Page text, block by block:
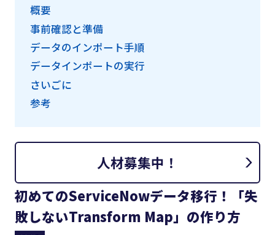
ブログ
075-229-6340 平日
初めてのServiceNowデータ移行！「失
敗しないTransform Map」の作り方
概要
事前確認と準備
データのインポート手順
データインポートの実行
さいごに
参考
人材募集中！